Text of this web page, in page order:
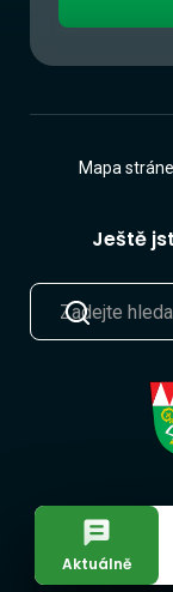
Aktuálně
Ještě
Mapa